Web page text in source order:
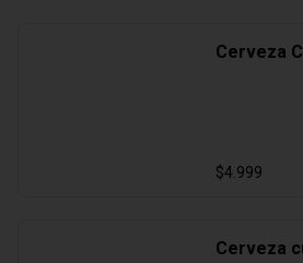
Cerveza
$4.999
Cerveza